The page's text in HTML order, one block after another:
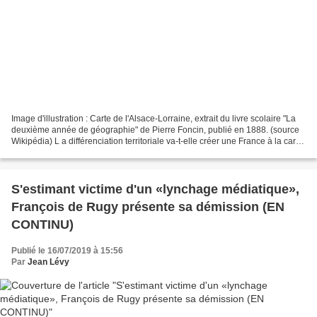
Image d'illustration : Carte de l'Alsace-Lorraine, extrait du livre scolaire "La
deuxième année de géographie" de Pierre Foncin, publié en 1888. (source
Wikipédia) L a différenciation territoriale va-t-elle créer une France à la carte
S'estimant victime d'un «lynchage médiatique»,
François de Rugy présente sa démission (EN
CONTINU)
Publié le 16/07/2019 à 15:56
Par Jean Lévy